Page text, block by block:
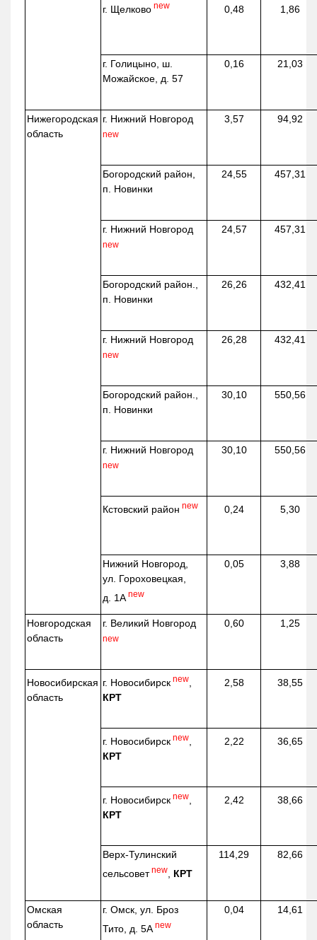
г. Щелково new 0,48 1,86
г. Голицыно, ш.
Можайское, д. 57
0,16 21,03
Нижегородская
область
г. Нижний Новгород
new
3,57 94,92
Богородский район,
п. Новинки
24,55 457,31
г. Нижний Новгород
new
24,57 457,31
Богородский район.,
п. Новинки
26,26 432,41
г. Нижний Новгород
new
26,28 432,41
Богородский район.,
п. Новинки
30,10 550,56
г. Нижний Новгород
new
30,10 550,56
Кстовский район new 0,24 5,30
Нижний Новгород,
ул. Гороховецкая,
д. 1А new
0,05 3,88
Новгородская
область
г. Великий Новгород
new
0,60 1,25
Новосибирская
область
г. Новосибирск new
КРТ
2,58 38,55
г. Новосибирск new
КРТ
2,22 36,65
г. Новосибирск new
КРТ
2,42 38,66
Верх-Тулинский
сельсовет new КРТ
114,29 82,66
Омская
область
г. Омск, ул. Броз
Тито, д. 5А new
0,04 14,61